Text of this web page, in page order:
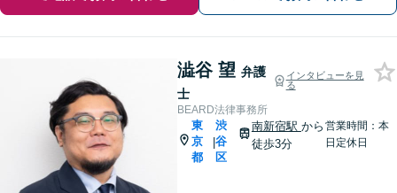
澁谷 望 弁護
士
インタビューを見
る
BEARD法律事務所
東
京
都
|
渋
谷
区
南新宿駅 から
徒歩3分
営業時間：本
日定休日